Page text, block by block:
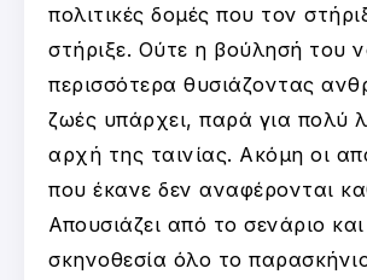
πολιτικές δομές που τον
στήριξε. Ούτε η βούλησή του
περισσότερα θυσιάζοντας
ζωές υπάρχει, παρά για πολύ
αρχή της ταινίας. Ακόμη οι
που έκανε δεν αναφέρονται
Απουσιάζει από το σενάριο
σκηνοθεσία όλο το